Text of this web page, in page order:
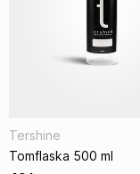
Tershine
Tomflaska 500 ml